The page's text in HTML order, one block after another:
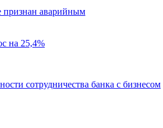
признан аварийным
на 25,4%
сотрудничества банка с бизнесом